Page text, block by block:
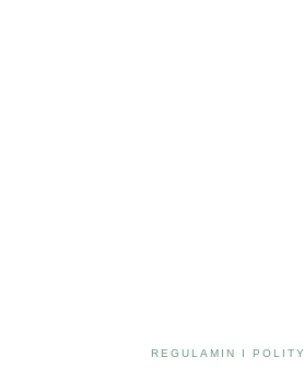
REGULAMIN I